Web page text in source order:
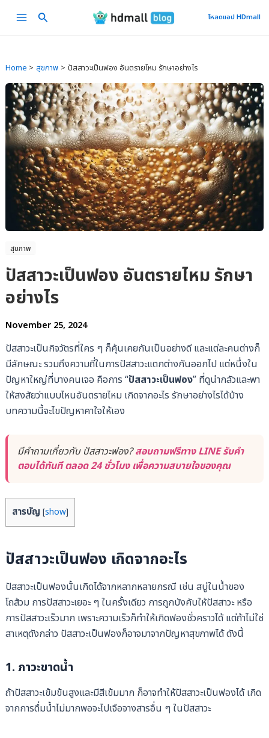
Main
โหลดแอป HDmall
Home สุขภาพ ปัสสาวะเป็นฟอง อันตรายไหม รักษาอย่างไร
สุขภาพ
ปัสสาวะเป็นฟอง อันตรายไหม รักษา
อย่างไร
November 25, 2024
ปัสสาวะเป็นกิจวัตรที่ใคร ๆ ก็คุ้นเคยกันเป็นอย่างดี และแต่ละคนต่างก็
มีลักษณะ รวมถึงความถี่ในการปัสสาวะแตกต่างกันออกไป แต่หนึ่งใน
ปัญหาใหญ่ที่บางคนเจอ คือการ “ปัสสาวะเป็นฟอง” ที่ดูน่ากลัวและพา
ให้สงสัยว่าแบบไหนอันตรายไหม เกิดจากอะไร รักษาอย่างไรได้บ้าง
บทความนี้จะไขปัญหาคาใจให้เอง
มีคำถามเกี่ยวกับ ปัสสาวะฟอง?สอบถามฟรีทาง LINE รับคำ
ตอบได้ทันที ตลอด 24 ชั่วโมง เพื่อความสบายใจของคุณ
สารบัญ [show]
ปัสสาวะเป็นฟอง เกิดจากอะไร
ปัสสาวะเป็นฟองนั้นเกิดได้จากหลากหลายกรณี เช่น สบู่ในน้ำของ
โถส้วม การปัสสาวะเยอะ ๆ ในครั้งเดียว การถูกบังคับให้ปัสสาวะ หรือ
การปัสสาวะเร็วมาก เพราะความเร็วก็ทำให้เกิดฟองชั่วคราวได้แต่ถ้าไม่ใช่
สาเหตุดังกล่าว ปัสสาวะเป็นฟองก็อาจมาจากปัญหาสุขภาพได้ ดังนี้
1. ภาวะขาดน้ำ
ถ้าปัสสาวะเข้มข้นสูงและมีสีเข้มมาก ก็อาจทำให้ปัสสาวะเป็นฟองได้ เกิด
จากการดื่มน้ำไม่มากพอจะไปเจือจางสารอื่น ๆ ในปัสสาวะ